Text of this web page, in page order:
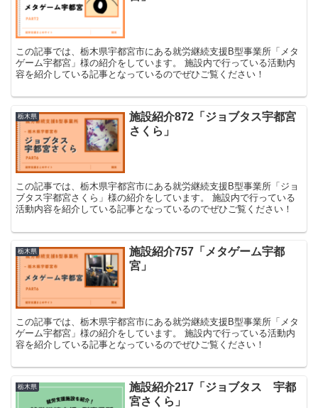
この記事では、栃木県宇都宮市にある就労継続支援B型事業所「メタ
ゲーム宇都宮」様の紹介をしています。 施設内で行っている活動内
容を紹介している記事となっているのでぜひご覧ください！
栃木県
施設紹介872「ジョブタス宇都宮
さくら」
この記事では、栃木県宇都宮市にある就労継続支援B型事業所「ジョ
ブタス宇都宮さくら」様の紹介をしています。 施設内で行っている
活動内容を紹介している記事となっているのでぜひご覧ください！
栃木県
施設紹介757「メタゲーム宇都
宮」
この記事では、栃木県宇都宮市にある就労継続支援B型事業所「メタ
ゲーム宇都宮」様の紹介をしています。 施設内で行っている活動内
容を紹介している記事となっているのでぜひご覧ください！
栃木県
施設紹介217「ジョブタス 宇都
宮さくら」